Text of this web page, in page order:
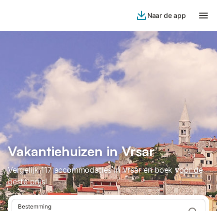
Naar de app
Vakantiehuizen in Vrsar
Vergelijk 117 accommodaties in Vrsar en boek voor de
beste prijs!
Bestemming